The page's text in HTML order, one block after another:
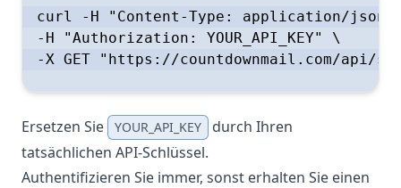
curl -H "Content-Type: application/
-H "Authorization: YOUR_API_KEY" \
-X GET "https://countdownmail.com/api/
Ersetzen Sie YOUR_API_KEY
durch Ihren
tatsächlichen API-Schlüssel.
Authentifizieren Sie immer, sonst erhalten Sie einen